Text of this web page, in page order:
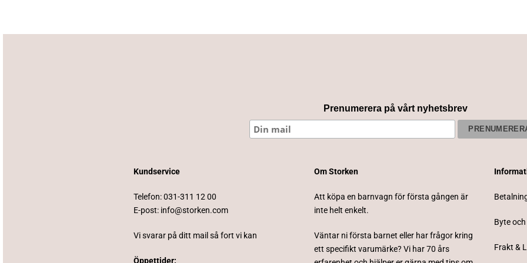
Prenumerera på vårt nyhetsbrev
Kundservice
Telefon:031-311 12 00
E-post: info@storken.com
Vi svarar på ditt mail så fort vi kan
Öppettider:
Om Storken
Att köpa en barnvagn för första gången är
inte helt enkelt.
Väntar ni första barnet eller har frågor kring
ett specifikt varumärke? Vi har 70 års
Byte
Frakt &